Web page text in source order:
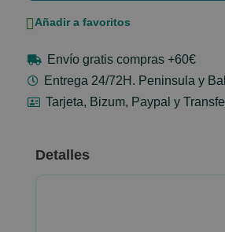
Añadir a favoritos
Envío gratis compras +60€
Entrega 24/72H. Peninsula y
Tarjeta, Bizum, Paypal y
Detalles